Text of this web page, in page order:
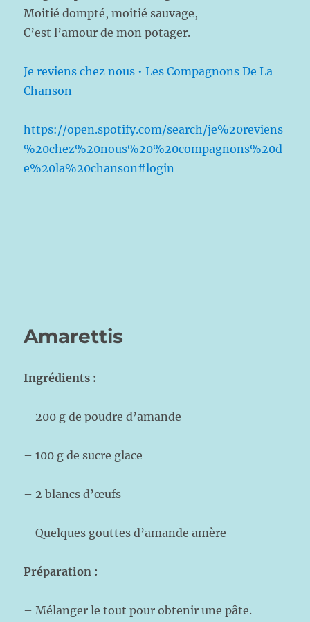
Moitié dompté, moitié sauvage,
C’est l’amour de mon potager.
Je reviens chez nous • Les Compagnons De La
Chanson
https://open.spotify.com/search/je%20reviens
%20chez%20nous%20%20compagnons%20d
e%20la%20chanson#login
Amarettis
Ingrédients :
– 200 g de poudre d’amande
– 100 g de sucre glace
– 2 blancs d’œufs
– Quelques gouttes d’amande amère
Préparation :
– Mélanger le tout pour obtenir une pâte.